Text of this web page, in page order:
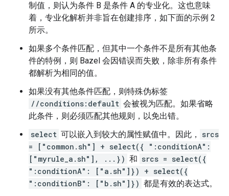
制值，则认为条件 B 是条件 A 的专业化。这也意味
着，专业化解析并非旨在创建排序，如下面的示例 2
所示。
如果多个条件匹配，但其中一个条件不是所有其他条
件的特例，则 Bazel 会因错误而失败，除非所有条件
都解析为相同的值。
如果没有其他条件匹配，则特殊伪标签
//conditions:default 会被视为匹配。如果省略
此条件，则必须匹配其他规则，以免出错。
select 可以嵌入到较大的属性赋值中。 因此，
srcs
= ["common.sh"] + select({ ":conditionA":
["myrule_a.sh"], ...}) 和 srcs = select({
":conditionA": ["a.sh"]}) + select({
":conditionB": ["b.sh"]}) 都是有效的表达式。